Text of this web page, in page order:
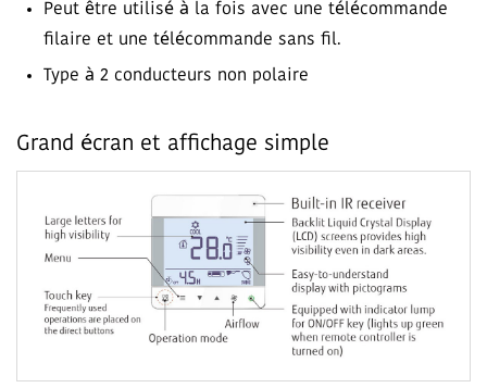
Peut être utilisé à la fois avec une télécommande
filaire et une télécommande sans fil.
Type à 2 conducteurs non polaire
Grand écran et affichage simple